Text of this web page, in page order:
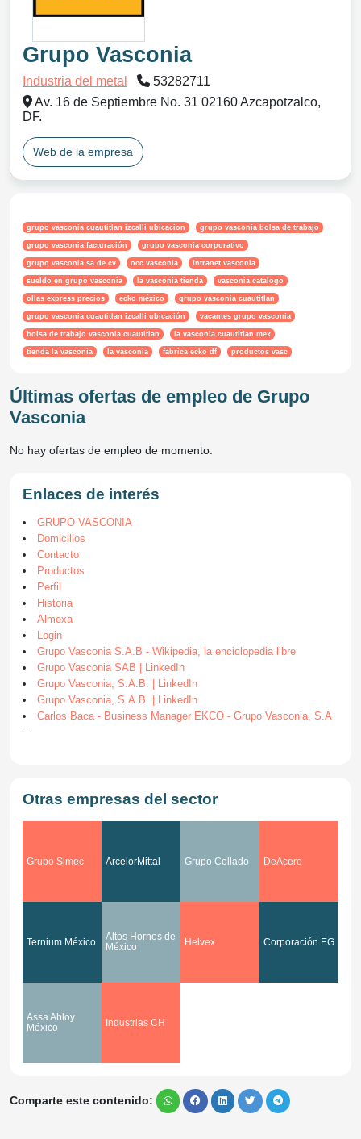
Grupo Vasconia
Industria del metal
53282711
Av. 16 de Septiembre No. 31 02160 Azcapotzalco,
DF.
Web de la empresa
grupo vasconia cuautitlan izcalli ubicacion grupo vasconia bolsa de trabajo
grupo vasconia facturación grupo vasconia corporativo
grupo vasconia sa de cv occ vasconia intranet vasconia
sueldo en grupo vasconia la vasconia tienda vasconia catalogo
ollas express precios ecko méxico grupo vasconia cuautitlan
grupo vasconia cuautitlan izcalli ubicación vacantes grupo vasconia
bolsa de trabajo vasconia cuautitlan la vasconia cuautitlan mex
tienda la vasconia la vasconia fabrica ecko df productos vasc
Últimas ofertas de empleo de Grupo
Vasconia
No hay ofertas de empleo de momento.
Enlaces de interés
GRUPO VASCONIA
Domicilios
Contacto
Productos
Perfil
Historia
Almexa
Login
Grupo Vasconia S.A.B - Wikipedia, la enciclopedia libre
Grupo Vasconia SAB | LinkedIn
Grupo Vasconia, S.A.B. | LinkedIn
Grupo Vasconia, S.A.B. | LinkedIn
Carlos Baca - Business Manager EKCO - Grupo Vasconia, S.A
...
Otras empresas del sector
Grupo Simec ArcelorMittal Grupo Collado DeAcero
Ternium México
Altos Hornos de
México
Helvex Corporación EG
Assa Abloy
México
Industrias CH
Comparte este contenido: